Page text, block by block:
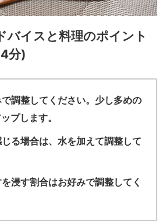
イスと料理のポイント
分)
調整してください。少し多めの
プします。
る場合は、水を加えて調整して
浸す割合はお好みで調整してく